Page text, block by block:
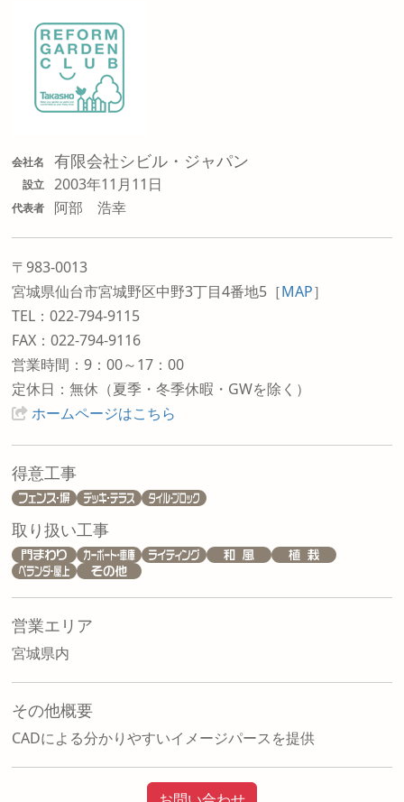
会社名 有限会社シビル・ジャパン
設立 2003年11月11日
代表者 阿部 浩幸
〒983-0013
宮城県仙台市宮城野区中野3丁目4番地5 ［MAP］
TEL：022-794-9115
FAX：022-794-9116
営業時間：9：00～17：00
定休日：無休（夏季・冬季休暇・GWを除く）
ホームページはこちら
得意工事
取り扱い工事
営業エリア
宮城県内
その他概要
CADによる分かりやすいイメージパースを提供